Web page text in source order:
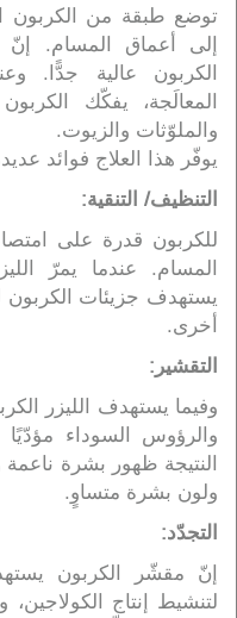
توضع طبقة من الكربون
إلى أعماق المسام. إنّ
الكربون عالية جدًّا.
المعالَجة، يفكّك
والملوّثات والزيوت.
يوفّر هذا العلاج فوائد
التنظيف/ التنقية:
للكربون قدرة على
المسام. عندما يمرّ
يستهدف جزيئات الكربون
أخرى.
التقشير:
وفيما يستهدف الليزر
والرؤوس السوداء
النتيجة ظهور بشرة
ولون بشرة متساوٍ.
التجدّد:
إنّ مقشّر الكربون
لتنشيط إنتاج